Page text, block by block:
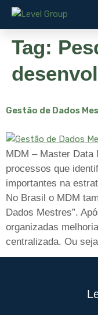
Tag:
Gestão de Dados
MDM – Master Data
processos que
importantes na
No Brasil o MDM
Dados Mestres”.
organizadas
centralizada. Ou